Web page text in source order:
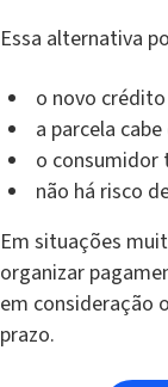
Essa alternativa
o novo
a parcela
o consumidor
não há risco
Em situações
organizar
em consideração
prazo.